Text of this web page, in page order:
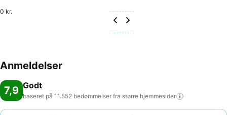
0 kr.
Anmeldelser
7,9 Godt
baseret på 11.552 bedømmelser fra større hjemmesider